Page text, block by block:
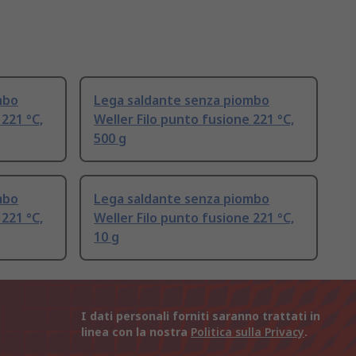
°C,
Lega saldante senza piombo
Weller Filo punto fusione 221 °C,
500 g
°C,
Lega saldante senza piombo
Weller Filo punto fusione 221 °C,
10 g
I dati personali forniti saranno trattati in
linea con la nostra Politica sulla Privacy.